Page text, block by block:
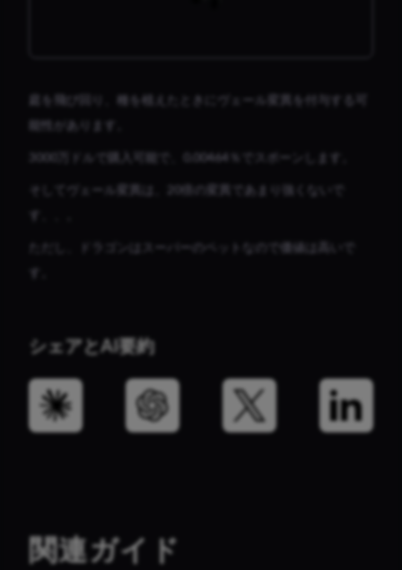
庭を飛び回り、種を植えたときにヴェール変異を付与する可
能性があります。
3000万ドルで購入可能で、0.00464％でスポーンします。
そしてヴェール変異は、20倍の変異であまり強くないで
す、、。
ただし、ドラゴンはスーパーのペットなので価値は高いで
す。
シェアとAI要約
関連ガイド